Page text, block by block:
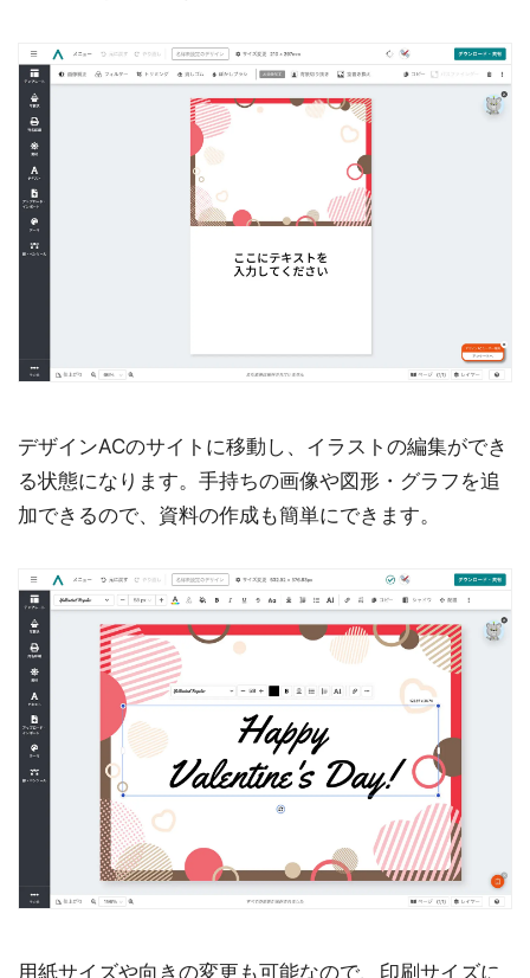
デザインACのサイトに移動し、イラストの編集ができ
る状態になります。手持ちの画像や図形・グラフを追
加できるので、資料の作成も簡単にできます。
用紙サイズや向きの変更も可能なので、印刷サイズに